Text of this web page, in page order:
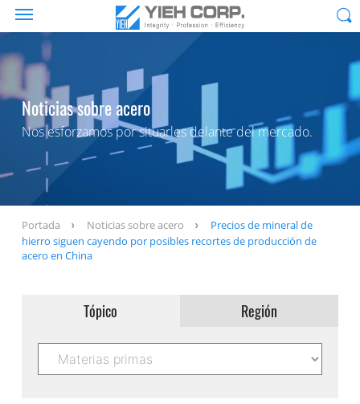
Noticias sobre acero
Nos esforzamos por situarles delante del mercado.
Portada Noticias sobre acero
Precios de mineral de
hierro siguen cayendo por posibles recortes de producción de
acero en China
Tópico Región